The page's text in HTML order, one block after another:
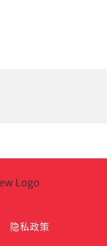
隐私政策